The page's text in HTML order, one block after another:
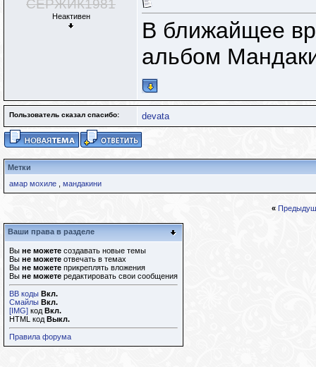
СЕРЖИК1981
Неактивен
В ближайщее
альбом
Пользователь сказал cпасибо: devata
Метки
амар мохиле
мандакини
«
Ваши права в разделе
Вы не можете создавать новые темы
Вы не можете отвечать в темах
Вы не можете прикреплять вложения
Вы не можете редактировать свои сообщения
BB коды Вкл.
Смайлы Вкл.
[IMG] код Вкл.
HTML код Выкл.
Правила форума